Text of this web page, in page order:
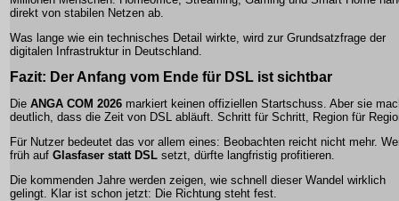
direkt von stabilen Netzen ab.
Was lange wie ein technisches Detail wirkte, wird zur Grundsatzfrage der
digitalen Infrastruktur in Deutschland.
Fazit: Der Anfang vom Ende für DSL ist sichtbar
Die ANGA COM 2026 markiert keinen offiziellen Startschuss. Aber sie
deutlich, dass die Zeit von DSL abläuft. Schritt für Schritt, Region für
Für Nutzer bedeutet das vor allem eines: Beobachten reicht nicht mehr.
früh auf Glasfaser statt DSL setzt, dürfte langfristig profitieren.
Die kommenden Jahre werden zeigen, wie schnell dieser Wandel wirklich
gelingt. Klar ist schon jetzt: Die Richtung steht fest.